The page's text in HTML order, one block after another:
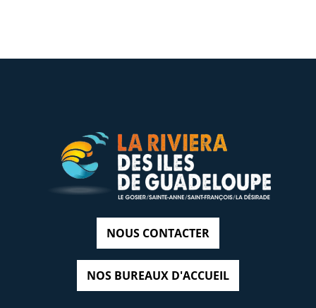
NOUS CONTACTER
NOS BUREAUX D'ACCUEIL